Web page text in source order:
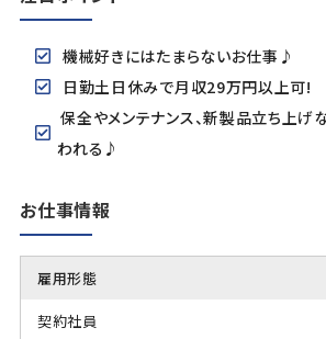
機械好きにはたまらないお仕事♪
日勤土日休みで月収29万円以上可!
保全やメンテナンス、新製品立ち上げ
われる♪
お仕事情報
雇用形態
契約社員